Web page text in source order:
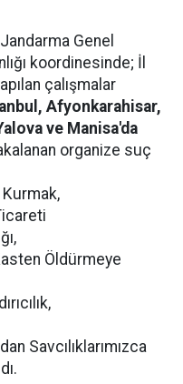
Genel
koordinesinde; İl
çalışmalar
Afyonkarahisar,
ve Manisa'da
organize suç
Öldürmeye
Savcılıklarımızca